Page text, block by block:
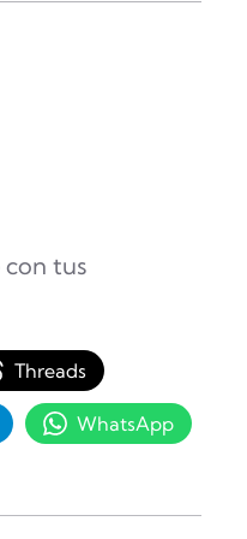
tus
Threads
WhatsApp